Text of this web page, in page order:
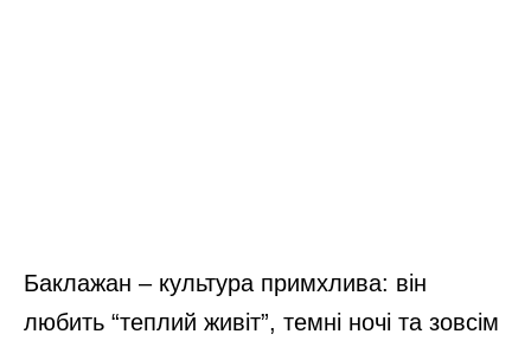
Баклажан – культура примхлива: він
любить “теплий живіт”, темні ночі та зовсім